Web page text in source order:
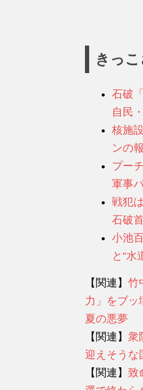
きっ
石破
自民
核施
ンの
プー
軍事
戦犯
石破
小池
と“水
【関連】 竹
力」をブッ
夏の悪夢
【関連】 衆
迎えそうな
【関連】 致